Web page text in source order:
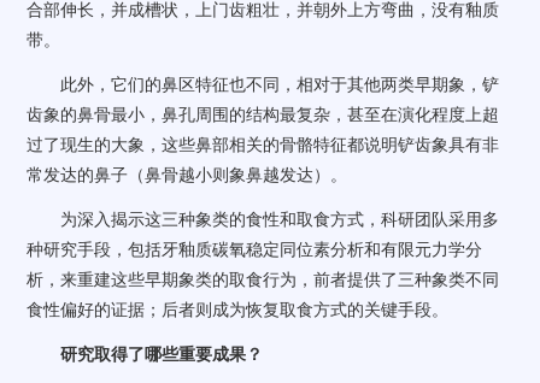
合部伸长，并成槽状，上门齿粗壮，并朝外上方弯曲，没有釉质
带。
此外，它们的鼻区特征也不同，相对于其他两类早期象，铲
齿象的鼻骨最小，鼻孔周围的结构最复杂，甚至在演化程度上超
过了现生的大象，这些鼻部相关的骨骼特征都说明铲齿象具有非
常发达的鼻子（鼻骨越小则象鼻越发达）。
为深入揭示这三种象类的食性和取食方式，科研团队采用多
种研究手段，包括牙釉质碳氧稳定同位素分析和有限元力学分
析，来重建这些早期象类的取食行为，前者提供了三种象类不同
食性偏好的证据；后者则成为恢复取食方式的关键手段。
研究取得了哪些重要成果？